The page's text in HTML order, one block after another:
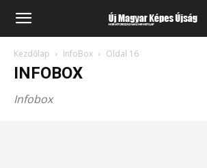
Kezdőlap InfoBox Oldal 16
INFOBOX
Infobox